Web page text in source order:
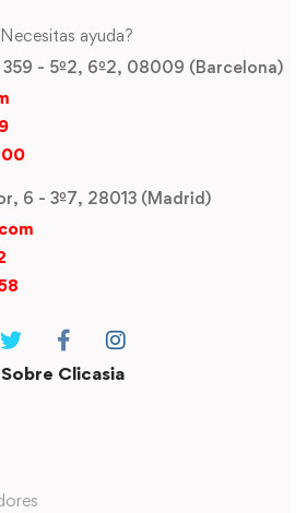
ayuda?
- 5º2, 6º2, 08009 (Barcelona)
00
6 - 3º7, 28013 (Madrid)
Sobre Clicasia